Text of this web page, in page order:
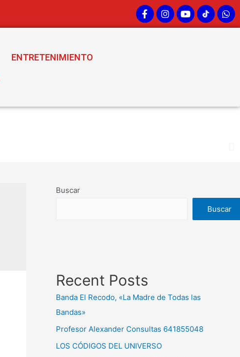
ENTRETENIMIENTO
Buscar
Buscar
Recent Posts
Banda El Recodo, «La Madre de Todas las
Bandas»
Profesor Alexander Consultas 641855048
LOS CÓDIGOS DEL UNIVERSO